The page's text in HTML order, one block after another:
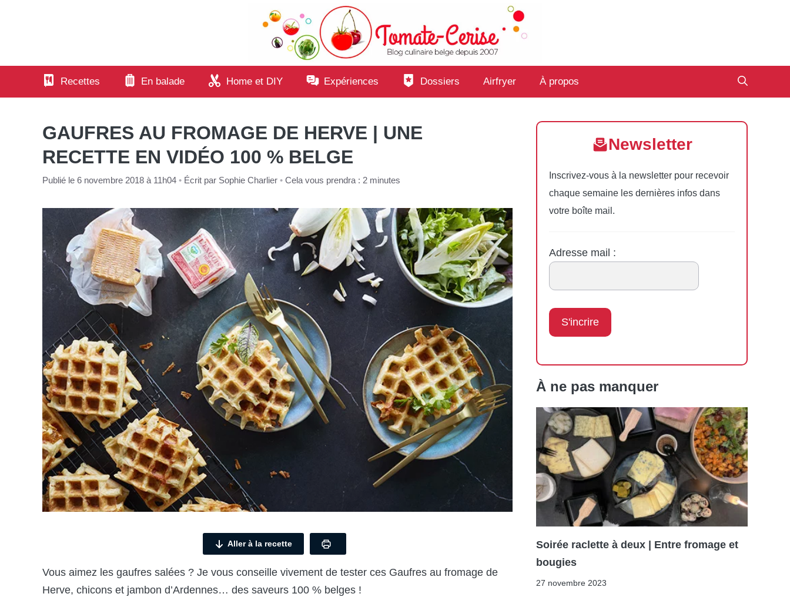
Recettes En balade Home et DIY Expériences Dossiers Airfryer À propos
GAUFRES AU FROMAGE DE HERVE | UNE
RECETTE EN VIDÉO 100 % BELGE
Publié le 6 novembre 2018 à 11h04 • Écrit par Sophie Charlier • Cela vous prendra : 2 minutes
Aller à la recette
Vous aimez les gaufres salées ? Je vous conseille vivement de tester ces Gaufres au fromage de
Herve, chicons et jambon d’Ardennes… des saveurs 100 % belges !
Newsletter
Inscrivez-vous à la newsletter pour recevoir
chaque semaine les dernières infos dans
votre boîte mail.
Adresse mail :
À ne pas manquer
Soirée raclette à deux | Entre fromage et
bougies
27 novembre 2023